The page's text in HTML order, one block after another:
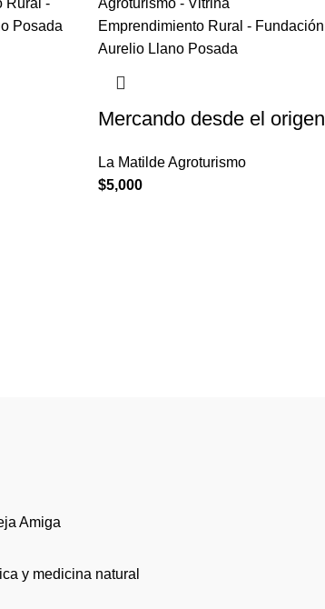
Mercando desde el origen
La Matilde Agroturismo
$5,000